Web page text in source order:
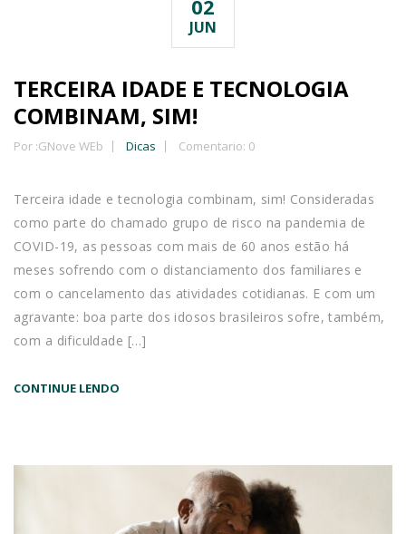
02
JUN
TERCEIRA IDADE E TECNOLOGIA
COMBINAM, SIM!
Por :GNove WEb Dicas Comentario: 0
Terceira idade e tecnologia combinam, sim! Consideradas
como parte do chamado grupo de risco na pandemia de
COVID-19, as pessoas com mais de 60 anos estão há
meses sofrendo com o distanciamento dos familiares e
com o cancelamento das atividades cotidianas. E com um
agravante: boa parte dos idosos brasileiros sofre, também,
com a dificuldade […]
CONTINUE LENDO